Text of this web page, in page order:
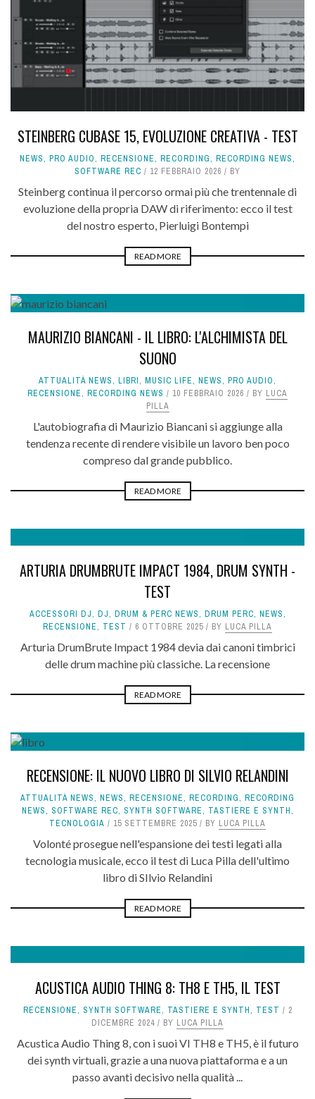
STEINBERG CUBASE 15, EVOLUZIONE CREATIVA - TEST
NEWS, PRO AUDIO, RECENSIONE, RECORDING, RECORDING NEWS,
SOFTWARE REC
12 FEBBRAIO 2026 BY
Steinberg continua il percorso ormai più che trentennale di
evoluzione della propria DAW di riferimento: ecco il test
del nostro esperto, Pierluigi Bontempi
READ MORE
9
MAURIZIO BIANCANI - IL LIBRO: L'ALCHIMISTA DEL
SUONO
ATTUALITÀ NEWS, LIBRI, MUSIC LIFE, NEWS, PRO AUDIO,
RECENSIONE, RECORDING NEWS 10 FEBBRAIO 2026 BY LUCA
PILLA
L'autobiografia di Maurizio Biancani si aggiunge alla
tendenza recente di rendere visibile un lavoro ben poco
compreso dal grande pubblico.
READ MORE
8.9
ARTURIA DRUMBRUTE IMPACT 1984, DRUM SYNTH -
TEST
ACCESSORI DJ, DJ, DRUM & PERC NEWS, DRUM PERC, NEWS,
RECENSIONE, TEST 6 OTTOBRE 2025 BY LUCA PILLA
Arturia DrumBrute Impact 1984 devia dai canoni timbrici
delle drum machine più classiche. La recensione
READ MORE
8.1
RECENSIONE: IL NUOVO LIBRO DI SILVIO RELANDINI
ATTUALITÀ NEWS, NEWS, RECENSIONE, RECORDING, RECORDING
NEWS, SOFTWARE REC, SYNTH SOFTWARE, TASTIERE E SYNTH,
TECNOLOGIA
15 SETTEMBRE 2025 BY LUCA PILLA
Volonté prosegue nell'espansione dei testi legati alla
tecnologia musicale, ecco il test di Luca Pilla dell'ultimo
libro di SIlvio Relandini
READ MORE
8.8
ACUSTICA AUDIO THING 8: TH8 E TH5, IL TEST
RECENSIONE, SYNTH SOFTWARE, TASTIERE E SYNTH, TEST
2
DICEMBRE 2024
BY LUCA PILLA
Acustica Audio Thing 8, con i suoi VI TH8 e TH5, è il futuro
dei synth virtuali, grazie a una nuova piattaforma e a un
passo avanti decisivo nella qualità ...